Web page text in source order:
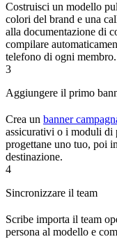
Costruisci un modello
colori del brand e una
alla documentazione di
compilare
telefono di ogni membro.
3
Aggiungere il primo
Crea un banner
assicurativi o i moduli di
progettane uno tuo, poi
destinazione.
4
Sincronizzare il team
Scribe importa il team
persona al modello e